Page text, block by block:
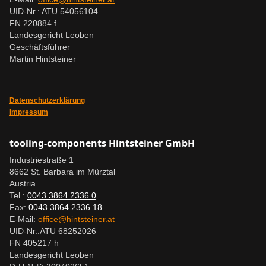
UID-Nr.: ATU 54056104
FN 220884 f
Landesgericht Leoben
Geschäftsführer
Martin Hintsteiner
Datenschutzerklärung
Impressum
tooling-components Hintsteiner GmbH
Industriestraße 1
8662 St. Barbara im Mürztal
Austria
Tel.: 0043 3864 2336 0
Fax: 0043 3864 2336 18
E-Mail: office@hintsteiner.at
UID-Nr.:ATU 68252026
FN 405217 h
Landesgericht Leoben